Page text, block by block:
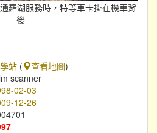
羅湖服務時，特等車卡掛在機車背
後
站 ( 查看地圖)
scanner
02-03
12-26